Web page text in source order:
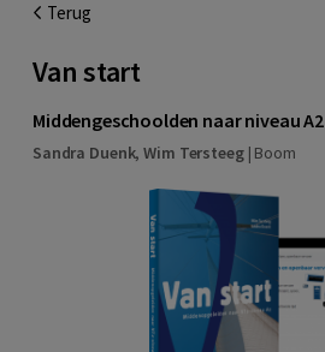
Terug
Van start
Middengeschoolden naar niveau A2
Sandra Duenk,Wim Tersteeg| Boom